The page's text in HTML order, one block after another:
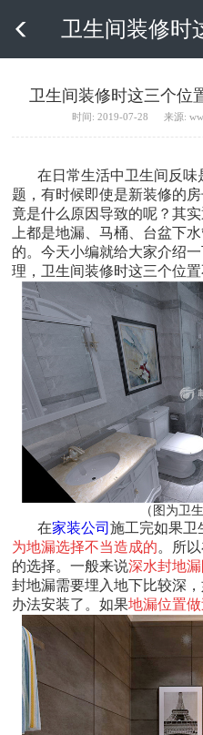

卫生间装修时这三个位
时间: 2019-07-28 来源:
在日常生活中卫生间反
题，有时候即使是新装修的
竟是什么原因导致的呢？其
上都是地漏、马桶、台盆下
的。今天小编就给大家介绍
理，卫生间装修时这三个位
（图为卫
在家装公司施工完如果卫
为地漏选择不当造成的。所
的选择。一般来说深水封地
封地漏需要埋入地下比较深
办法安装了。如果地漏位置